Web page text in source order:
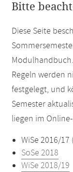
Bitte
Diese Seite
Regeln werden
festgelegt, und
Semester
liegen im
WiSe 2016/
SoSe 2018
WiSe 2018/19